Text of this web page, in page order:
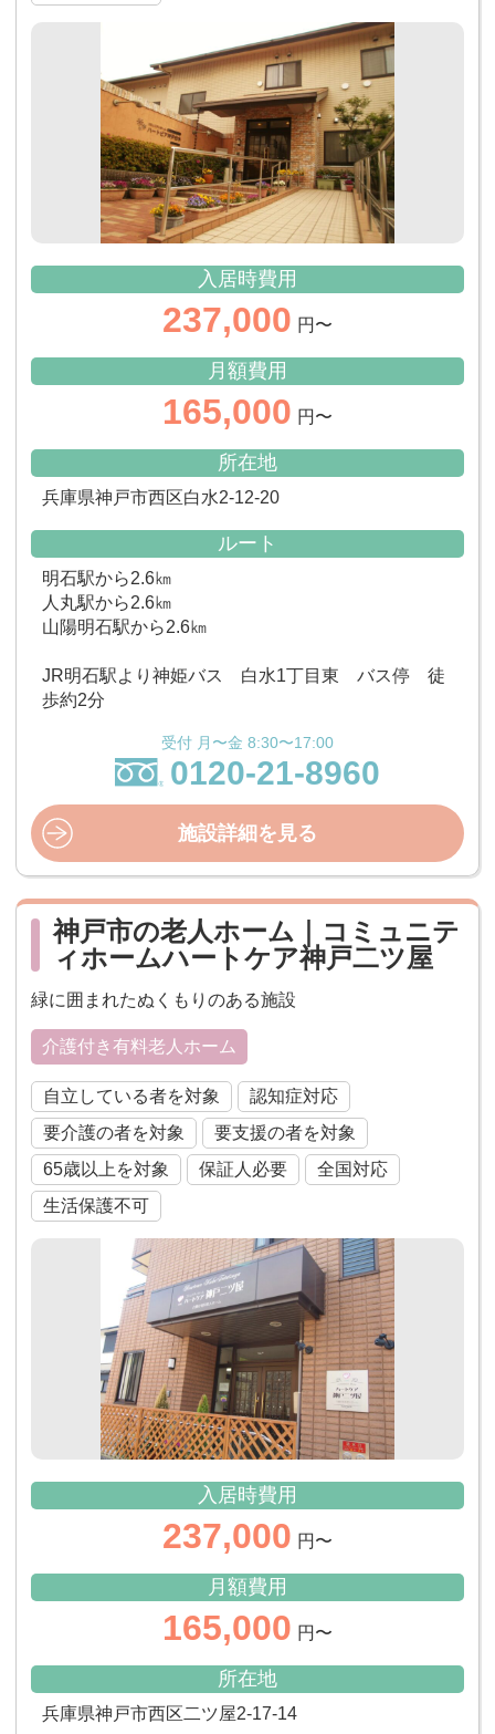
入居時費用
237,000 円〜
月額費用
165,000 円〜
所在地
兵庫県神戸市西区白水2-12-20
ルート
明石駅から2.6㎞
人丸駅から2.6㎞
山陽明石駅から2.6㎞
JR明石駅より神姫バス 白水1丁目東 バス停 徒
歩約2分
受付 月〜金 8:30〜17:00
0120-21-8960
施設詳細を見る
神戸市の老人ホーム｜コミュニテ
ィホームハートケア神戸二ツ屋
緑に囲まれたぬくもりのある施設
介護付き有料老人ホーム
自立している者を対象
認知症対応
要介護の者を対象
要支援の者を対象
65歳以上を対象
保証人必要
全国対応
生活保護不可
入居時費用
237,000 円〜
月額費用
165,000 円〜
所在地
兵庫県神戸市西区二ツ屋2-17-14